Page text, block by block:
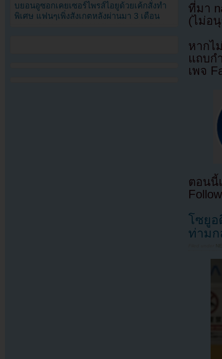
ที่มา
(ไม่อ
หากไ
แถบก
เพจ
ตอนนี้
โซยูอ
ท่ามก
บยอนอูซอกเคยเซอร์ไพรส์ไอยูด้วยเค้กสั่งทำ
พิเศษ แฟนๆเพิ่งสังเกตหลังผ่านมา 3 เดือน